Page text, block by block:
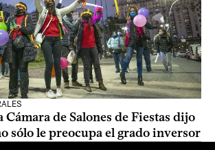
de Salones de Fiestas dijo
sólo le preocupa el grado inversor